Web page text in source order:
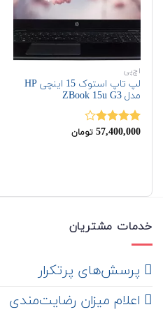
اچ‌پی
لپ تاپ استوک 15 اینچی HP
مدل ZBook 15u G3
نمره
57,400,000 تومان
خدمات مشتریان
‌ پرسش‌های پرتکرار
اعلام میزان رضایت‌مندی